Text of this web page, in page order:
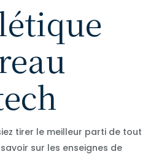
tirer le meilleur parti de tout
sur les enseignes de